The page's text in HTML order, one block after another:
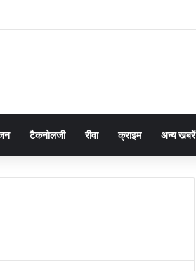
टैकनोलजी रीवा क्राइम अन्य खबरें